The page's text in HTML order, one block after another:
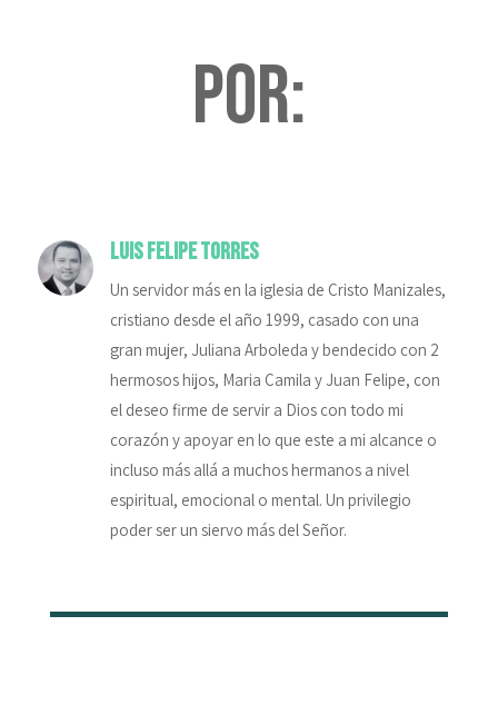
por:
Luis Felipe Torres
Un servidor más en la iglesia de Cristo Manizales,
cristiano desde el año 1999, casado con una
gran mujer, Juliana Arboleda y bendecido con 2
hermosos hijos, Maria Camila y Juan Felipe, con
el deseo firme de servir a Dios con todo mi
corazón y apoyar en lo que este a mi alcance o
incluso más allá a muchos hermanos a nivel
espiritual, emocional o mental. Un privilegio
poder ser un siervo más del Señor.